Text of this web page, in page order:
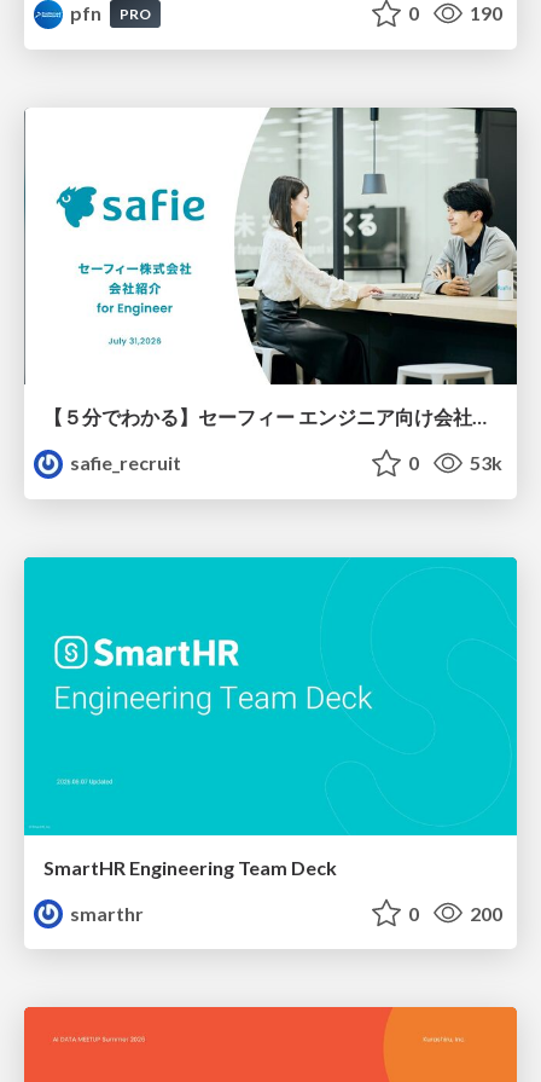
pfn PRO 0 190
【５分でわかる】セーフィー エンジニア向け会社紹介
safie_recruit
0 53k
SmartHR Engineering Team Deck
smarthr
0 200